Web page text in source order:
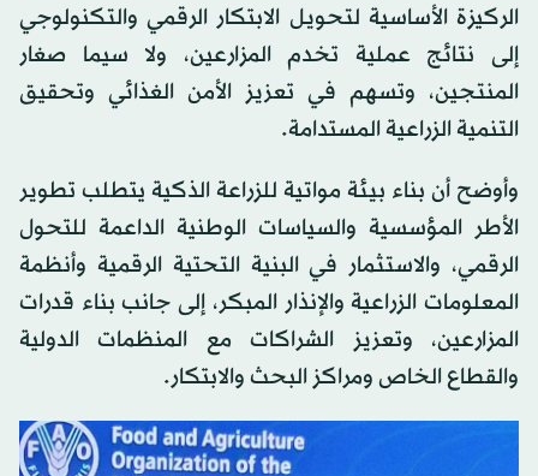
الركيزة الأساسية لتحويل الابتكار الرقمي والتكنولوجي
إلى نتائج عملية تخدم المزارعين، ولا سيما صغار
المنتجين، وتسهم في تعزيز الأمن الغذائي وتحقيق
التنمية الزراعية المستدامة.
وأوضح أن بناء بيئة مواتية للزراعة الذكية يتطلب تطوير
الأطر المؤسسية والسياسات الوطنية الداعمة للتحول
الرقمي، والاستثمار في البنية التحتية الرقمية وأنظمة
المعلومات الزراعية والإنذار المبكر، إلى جانب بناء قدرات
المزارعين، وتعزيز الشراكات مع المنظمات الدولية
والقطاع الخاص ومراكز البحث والابتكار.